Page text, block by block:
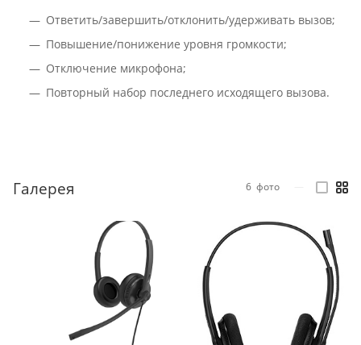
Ответить/завершить/отклонить/удерживать вызов;
Повышение/понижение уровня громкости;
Отключение микрофона;
Повторный набор последнего исходящего вызова.
Галерея 6 фото